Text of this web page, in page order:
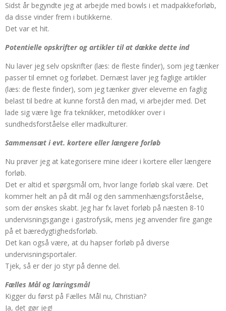
Sidst år begyndte jeg at arbejde med bowls i et madpakkeforløb,
da disse vinder frem i butikkerne.
Det var et hit.
Potentielle opskrifter og artikler til at dække dette ind
Nu laver jeg selv opskrifter (læs: de fleste finder), som jeg tænker
passer til emnet og forløbet. Dernæst laver jeg faglige artikler
(læs: de fleste finder), som jeg tænker giver eleverne en faglig
belast til bedre at kunne forstå den mad, vi arbejder med. Det
lade sig være lige fra teknikker, metodikker over i
sundhedsforståelse eller madkulturer.
Sammensæt i evt. kortere eller længere forløb
Nu prøver jeg at kategorisere mine ideer i kortere eller længere
forløb.
Det er altid et spørgsmål om, hvor lange forløb skal være. Det
kommer helt an på dit mål og den sammenhængsforståelse,
som der ønskes skabt. Jeg har fx lavet forløb på næsten 8-10
undervisningsgange i gastrofysik, mens jeg anvender fire gange
på et bæredygtighedsforløb.
Det kan også være, at du hapser forløb på diverse
undervisningsportaler.
Tjek, så er der jo styr på denne del.
Fælles Mål og læringsmål
Kigger du først på Fælles Mål nu, Christian?
Ja, det gør jeg!